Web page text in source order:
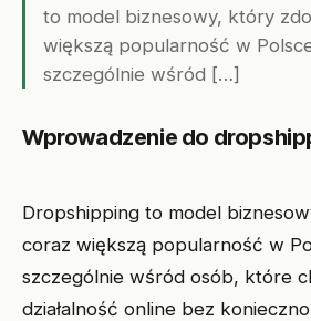
to model biznesowy, który
większą popularność w
szczególnie wśród […]
Wprowadzenie do
Dropshipping to model
coraz większą popularność w
szczególnie wśród osób, które
działalność online bez